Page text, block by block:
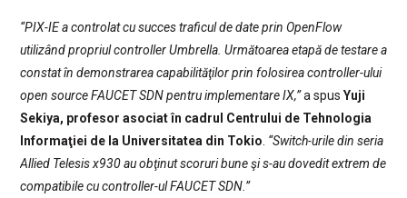
“PIX-IE a controlat cu succes traficul de date prin OpenFlow
utilizând propriul controller Umbrella. Următoarea etapă de testare a
constat în demonstrarea capabilităţilor prin folosirea controller-ului
open source FAUCET SDN pentru implementare IX,”a spus Yuji
Sekiya, profesor asociat în cadrul Centrului de Tehnologia
Informaţiei de la Universitatea din Tokio. “Switch-urile din seria
Allied Telesis x930 au obţinut scoruri bune şi s-au dovedit extrem de
compatibile cu controller-ul FAUCET SDN.”